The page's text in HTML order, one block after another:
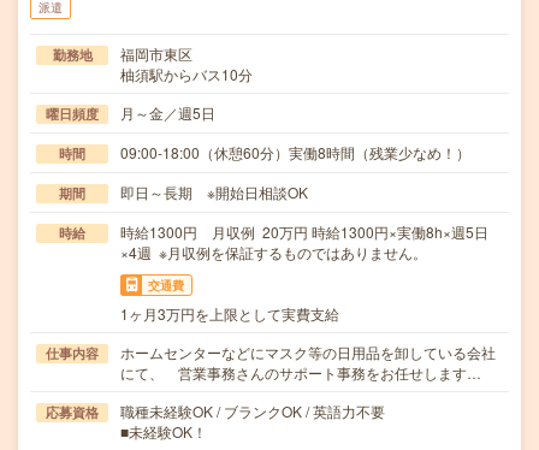
派遣
勤務地
福岡市東区
柚須駅からバス10分
曜日頻度 月～金／週5日
時間 09:00-18:00（休憩60分）実働8時間（残業少なめ！）
期間 即日～長期 ※開始日相談OK
時給
時給1300円 月収例 20万円 時給1300円×実働8h×週5日
×4週 ※月収例を保証するものではありません。
交通費
1ヶ月3万円を上限として実費支給
仕事内容
ホームセンターなどにマスク等の日用品を卸している会社
にて、 営業事務さんのサポート事務をお任せします…
応募資格
職種未経験OK / ブランクOK / 英語力不要
■未経験OK！